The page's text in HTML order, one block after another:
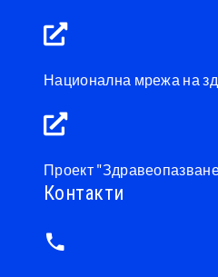
Национална мрежа на
Проект
Контакти